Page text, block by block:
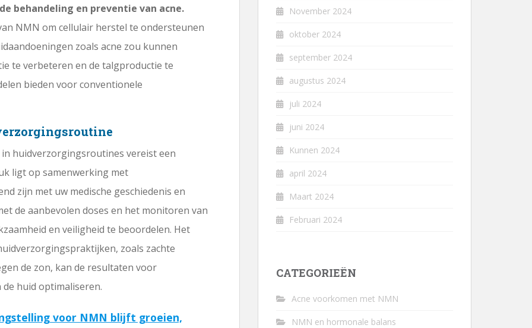
behandeling en preventie van acne.
NMN om cellulair herstel te ondersteunen
zoals acne zou kunnen
te verbeteren en de talgproductie te
bieden voor conventionele
huidverzorgingsroutines vereist een
ligt op samenwerking met
zijn met uw medische geschiedenis en
de aanbevolen doses en het monitoren van
en veiligheid te beoordelen. Het
zoals zachte
de zon, kan de resultaten voor
huid optimaliseren.
voor NMN blijft groeien,
November 2024
oktober 2024
september 2024
augustus 2024
juli 2024
juni 2024
Kunnen 2024
april 2024
Maart 2024
Februari 2024
CATEGORIEËN
Acne voorkomen met NMN
NMN en hormonale balans